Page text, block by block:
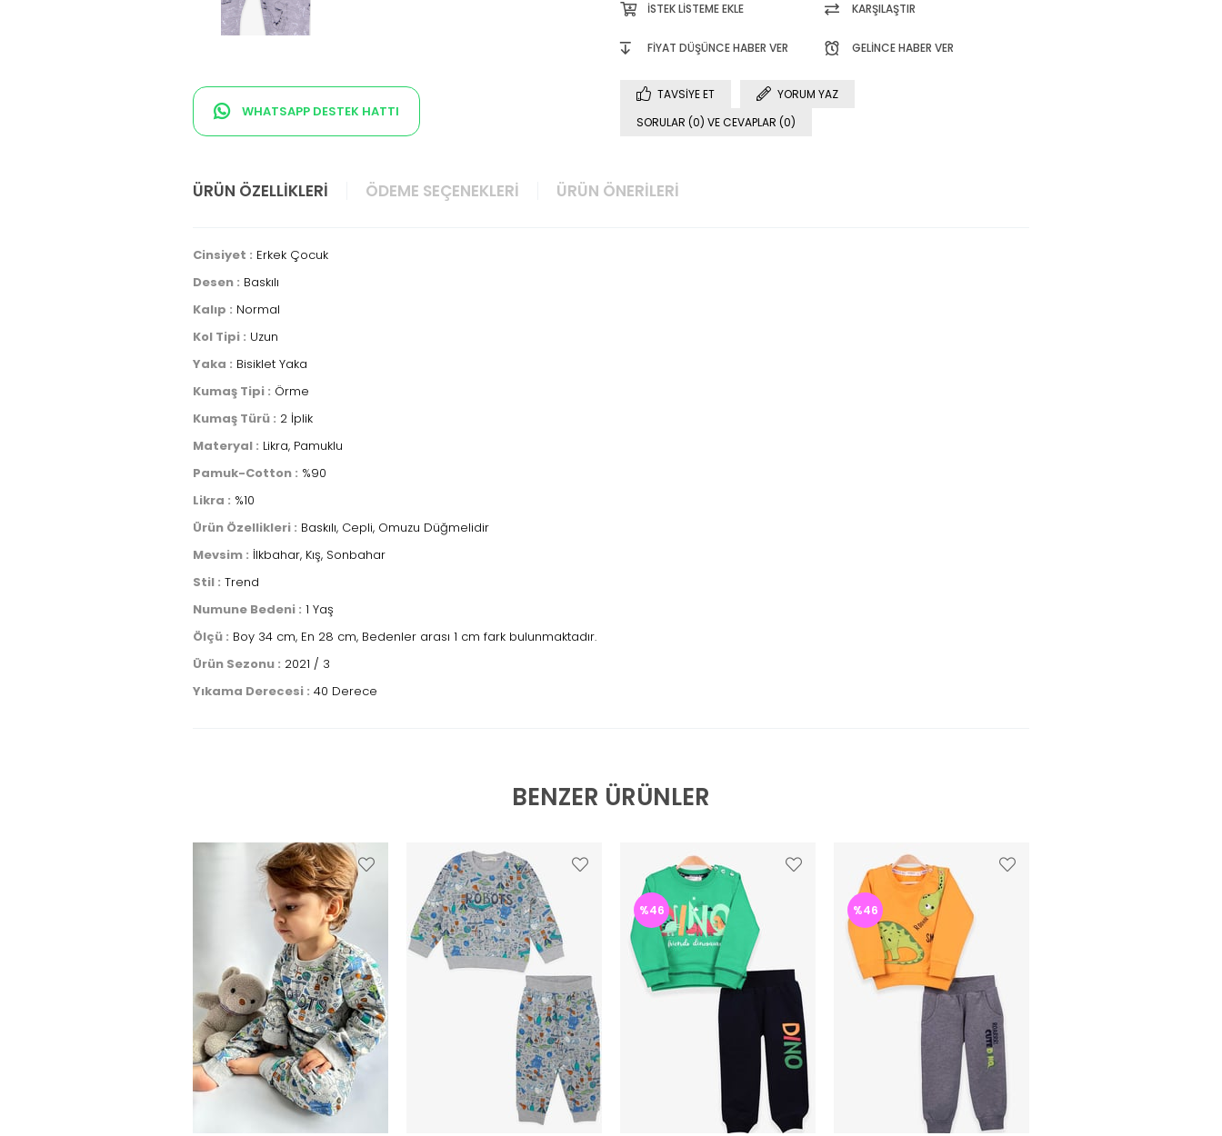
WHATSAPP DESTEK HATTI
İSTEK LISTEME EKLE KARŞILAŞTIR
FIYAT DÜŞÜNCE HABER VER GELINCE HABER VER
TAVSIYE ET
YORUM YAZ
SORULAR (0) VE CEVAPLAR (0)
ÜRÜN ÖZELLIKLERI ÖDEME SEÇENEKLERI ÜRÜN ÖNERILERI
Cinsiyet : Erkek Çocuk
Desen : Baskılı
Kalıp : Normal
Kol Tipi : Uzun
Yaka : Bisiklet Yaka
Kumaş Tipi : Örme
Kumaş Türü : 2 İplik
Materyal : Likra, Pamuklu
Pamuk-Cotton : %90
Likra : %10
Ürün Özellikleri : Baskılı, Cepli, Omuzu Düğmelidir
Mevsim : İlkbahar, Kış, Sonbahar
Stil : Trend
Numune Bedeni : 1 Yaş
Ölçü : Boy 34 cm, En 28 cm, Bedenler arası 1 cm fark bulunmaktadır.
Ürün Sezonu : 2021 / 3
Yıkama Derecesi : 40 Derece
BENZER ÜRÜNLER
%46 %46